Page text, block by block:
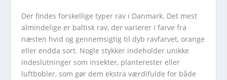
Der findes forskellige typer rav i Danmark. Det mest
almindelige er baltisk rav, der varierer i farve fra
næsten hvid og gennemsigtig til dyb ravfarvet, orange
eller endda sort. Nogle stykker indeholder unikke
indeslutninger som insekter, planterester eller
luftbobler, som gør dem ekstra værdifulde for både